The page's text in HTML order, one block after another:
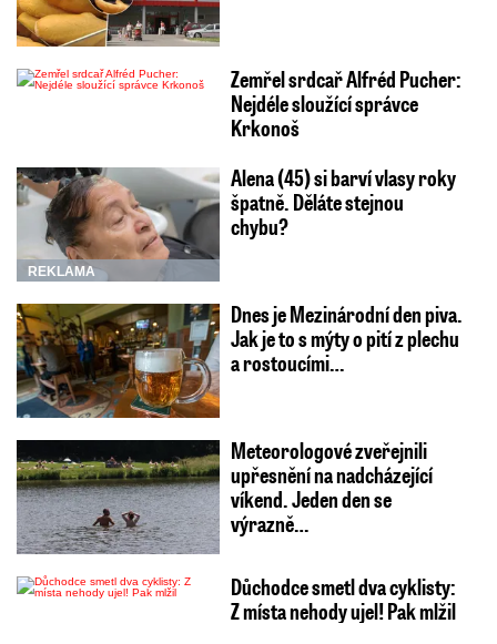
Zemřel srdcař Alfréd Pucher:
Nejdéle sloužící správce
Krkonoš
REKLAMA
Alena (45) si barví vlasy roky
špatně. Děláte stejnou
chybu?
Dnes je Mezinárodní den piva.
Jak je to s mýty o pití z plechu
a rostoucími…
Meteorologové zveřejnili
upřesnění na nadcházející
víkend. Jeden den se
výrazně…
Důchodce smetl dva cyklisty:
Z místa nehody ujel! Pak mlžil